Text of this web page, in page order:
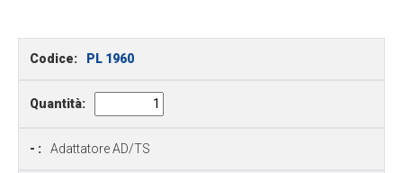
Codice: PL 1960
Quantità:
- : Adattatore AD/TS